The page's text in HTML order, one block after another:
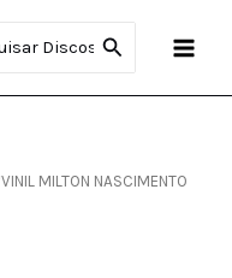
MILTON NASCIMENTO